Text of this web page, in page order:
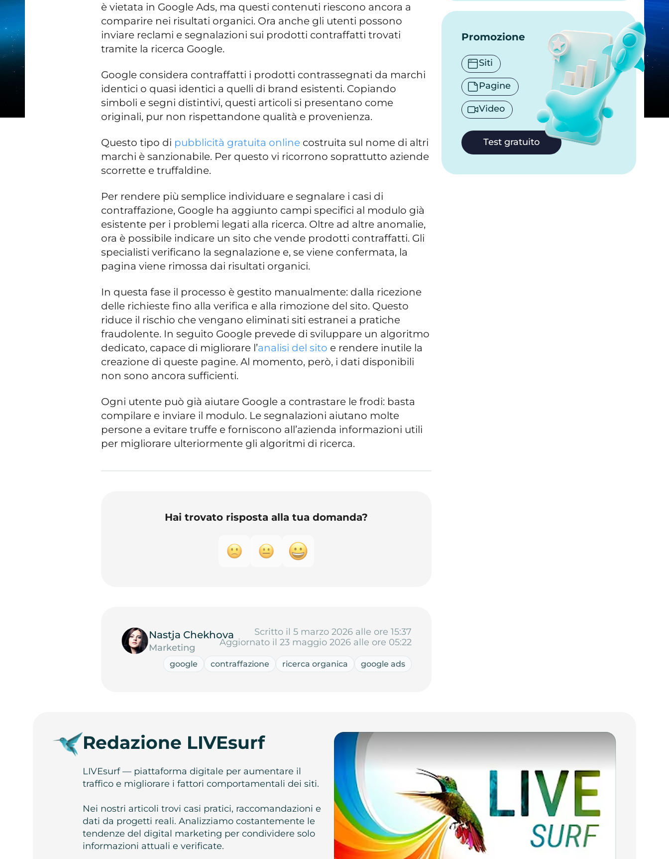
è vietata in Google Ads, ma questi contenuti riescono ancora a
comparire nei risultati organici. Ora anche gli utenti possono
inviare reclami e segnalazioni sui prodotti contraffatti trovati
tramite la ricerca Google.
Google considera contraffatti i prodotti contrassegnati da marchi
identici o quasi identici a quelli di brand esistenti. Copiando
simboli e segni distintivi, questi articoli si presentano come
originali, pur non rispettandone qualità e provenienza.
Questo tipo di pubblicità gratuita online costruita sul nome di altri
marchi è sanzionabile. Per questo vi ricorrono soprattutto aziende
scorrette e truffaldine.
Per rendere più semplice individuare e segnalare i casi di
contraffazione, Google ha aggiunto campi specifici al modulo già
esistente per i problemi legati alla ricerca. Oltre ad altre anomalie,
ora è possibile indicare un sito che vende prodotti contraffatti. Gli
specialisti verificano la segnalazione e, se viene confermata, la
pagina viene rimossa dai risultati organici.
In questa fase il processo è gestito manualmente: dalla ricezione
delle richieste fino alla verifica e alla rimozione del sito. Questo
riduce il rischio che vengano eliminati siti estranei a pratiche
fraudolente. In seguito Google prevede di sviluppare un algoritmo
dedicato, capace di migliorare l’analisi del sito e rendere inutile la
creazione di queste pagine. Al momento, però, i dati disponibili
non sono ancora sufficienti.
Ogni utente può già aiutare Google a contrastare le frodi: basta
compilare e inviare il modulo. Le segnalazioni aiutano molte
persone a evitare truffe e forniscono all’azienda informazioni utili
per migliorare ulteriormente gli algoritmi di ricerca.
Hai trovato risposta alla tua domanda?
Nastja Chekhova
Marketing
Scritto il 5 marzo 2026 alle ore 15:37
Aggiornato il 23 maggio 2026 alle ore 05:22
google contraffazione ricerca organica google ads
Promozione
Siti
Pagine
Video
Test gratuito
Redazione LIVEsurf
LIVEsurf — piattaforma digitale per aumentare il
traffico e migliorare i fattori comportamentali dei siti.
Nei nostri articoli trovi casi pratici, raccomandazioni e
dati da progetti reali. Analizziamo costantemente le
tendenze del digital marketing per condividere solo
informazioni attuali e verificate.